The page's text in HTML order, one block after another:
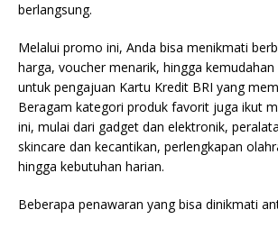
berlangsung.
Melalui promo ini, Anda bisa menikmati
harga, voucher menarik, hingga
untuk pengajuan Kartu Kredit BRI yang
Beragam kategori produk favorit juga ikut
ini, mulai dari gadget dan elektronik,
skincare dan kecantikan, perlengkapan
hingga kebutuhan harian.
Beberapa penawaran yang bisa dinikmati